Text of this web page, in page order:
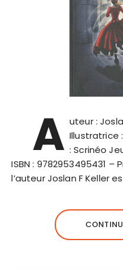
A uteur :
Illustratrice
: Scrinéo
ISBN : 9782953495431 –
l’auteur Joslan F Keller